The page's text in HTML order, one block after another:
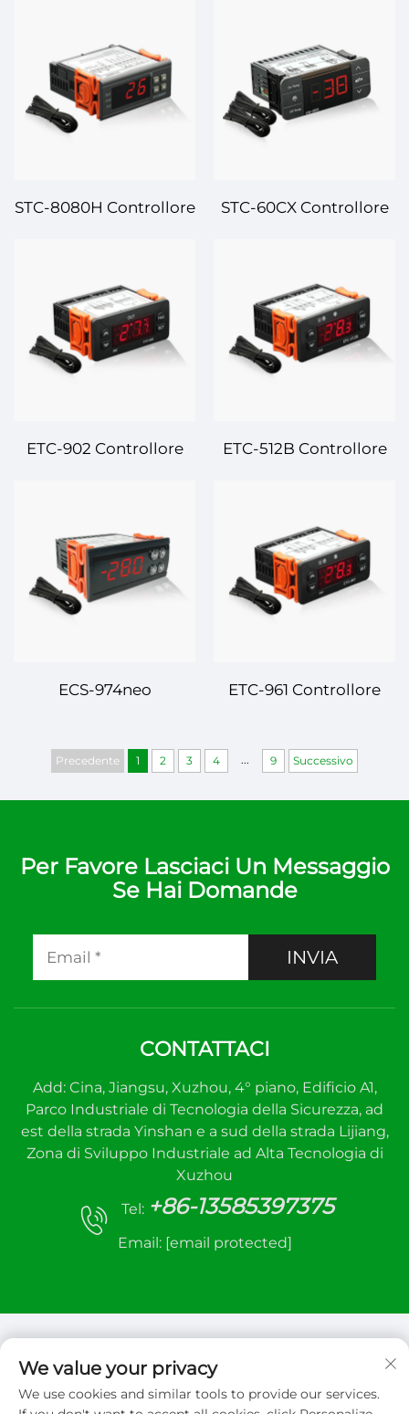
della Temperatura
Avanzato a Fasi
Multiple per
Applicazioni Industriali
Gestione precisa e
affidabile della
temperatura per le tue
esigenze
STC-8080H Controllore
Controllo avanzato
della temperatura per
precisione ed
efficienza
STC-60CX Controllore
Controllo ad Alta
Precisione per Sistemi
di Raffreddamento e
Riscaldamento
ETC-902 Controllore
Controllo Preciso della
Temperatura per
Applicazioni Varie
ETC-512B Controllore
Regolazione Precisa
della Temperatura per
Sistemi Avanzati
ECS-974neo
Temperatura –
Controllo Avanzato
della Temperatura con
ETC-961 Controllore
Temperatura –
Controllo Preciso per
Applicazioni Versatili
Precedente 1 2 3 4 ... 9 Successivo
Per Favore Lasciaci Un Messaggio
Se Hai Domande
INVIA
CONTATTACI
Add: Cina, Jiangsu, Xuzhou, 4° piano, Edificio A1,
Parco Industriale di Tecnologia della Sicurezza, ad
est della strada Yinshan e a sud della strada Lijiang,
Zona di Sviluppo Industriale ad Alta Tecnologia di
Xuzhou
Tel: +86-13585397375
Email: [email protected]
Copyright © 2026 Xuzhou sanhe automatic
We value your privacy
We use cookies and similar tools to provide our services.